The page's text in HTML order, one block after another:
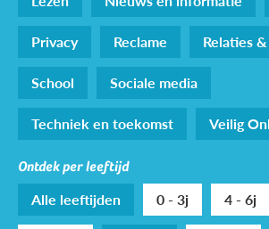
Privacy
Reclame
Relaties
School
Sociale media
Techniek en toekomst
Veilig
Ontdek per leeftijd
Alle leeftijden 0 - 3j 4 - 6j